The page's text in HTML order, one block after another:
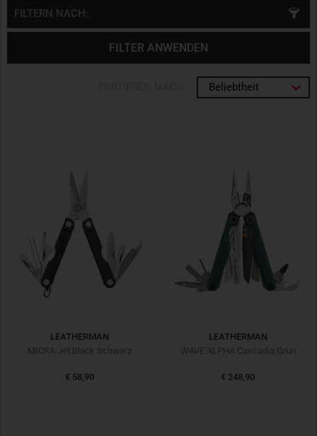
FILTERN NACH:
FILTER ANWENDEN
Beliebtheit
LEATHERMAN
MICRA Jet Black Schwarz
€ 58,90
LEATHERMAN
WAVE ALPHA Cascadia Grün
€ 248,90